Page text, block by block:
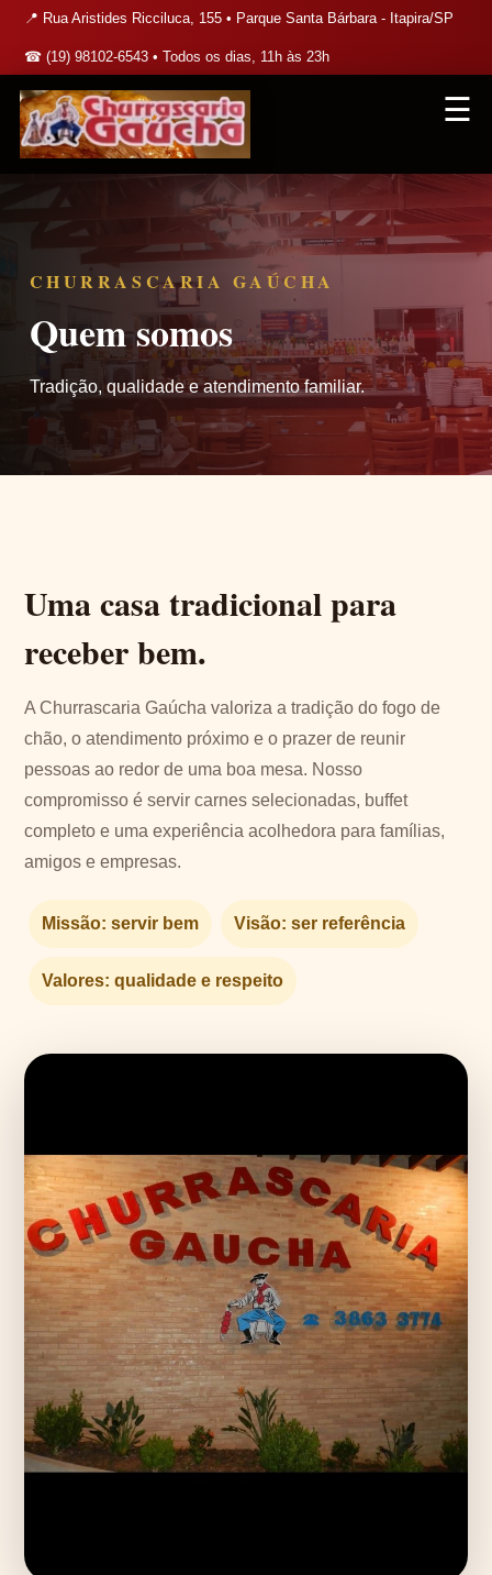
📍 Rua Aristides Ricciluca, 155 • Parque Santa Bárbara - Itapira/SP
☎ (19) 98102-6543 • Todos os dias, 11h às 23h
☰
CHURRASCARIA GAÚCHA
Quem somos
Tradição, qualidade e atendimento familiar.
Uma casa tradicional para
receber bem.
A Churrascaria Gaúcha valoriza a tradição do fogo de
chão, o atendimento próximo e o prazer de reunir
pessoas ao redor de uma boa mesa. Nosso
compromisso é servir carnes selecionadas, buffet
completo e uma experiência acolhedora para famílias,
amigos e empresas.
Missão: servir bem Visão: ser referência
Valores: qualidade e respeito